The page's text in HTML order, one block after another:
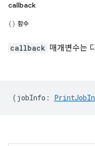
callback
함수
callback 매개변수는
( jobInfo :